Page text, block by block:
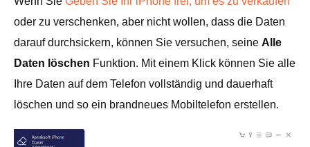
oder zu verschenken, aber nicht wollen, dass die Daten
darauf durchsickern, können Sie versuchen, seine Alle
Daten löschen Funktion. Mit einem Klick können Sie alle
Ihre Daten auf dem Telefon vollständig und dauerhaft
löschen und so ein brandneues Mobiltelefon erstellen.